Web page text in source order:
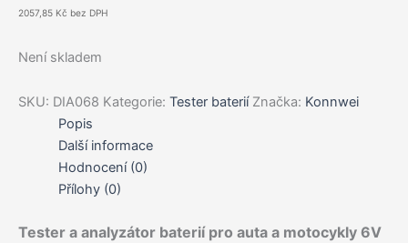
2057,85 Kč bez DPH
Není skladem
SKU: DIA068 Kategorie: Tester baterií Značka: Konnwei
Popis
Další informace
Hodnocení (0)
Přílohy (0)
Tester a analyzátor baterií pro auta a motocykly 6V